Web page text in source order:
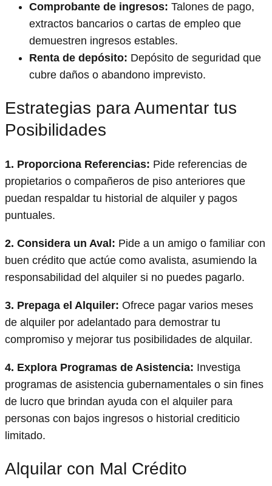
Comprobante de ingresos: Talones de pago,
extractos bancarios o cartas de empleo que
demuestren ingresos estables.
Renta de depósito: Depósito de seguridad que
cubre daños o abandono imprevisto.
Estrategias para Aumentar tus
Posibilidades
1. Proporciona Referencias: Pide referencias de
propietarios o compañeros de piso anteriores que
puedan respaldar tu historial de alquiler y pagos
puntuales.
2. Considera un Aval: Pide a un amigo o familiar con
buen crédito que actúe como avalista, asumiendo la
responsabilidad del alquiler si no puedes pagarlo.
3. Prepaga el Alquiler: Ofrece pagar varios meses
de alquiler por adelantado para demostrar tu
compromiso y mejorar tus posibilidades de alquilar.
4. Explora Programas de Asistencia: Investiga
programas de asistencia gubernamentales o sin fines
de lucro que brindan ayuda con el alquiler para
personas con bajos ingresos o historial crediticio
limitado.
Alquilar con Mal Crédito